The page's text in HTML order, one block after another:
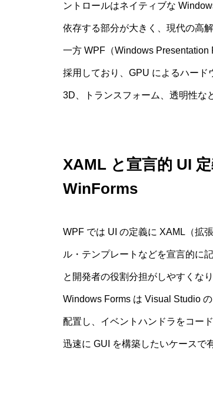
ントロールはネイティブな
依存する部分が大きく、現代の高
一方 WPF（Windows
採用しており、GPU によるハー
3D、トランスフォーム、透明性な
XAML と宣言的 UI
WinForms
WPF では UI の定義に XAML（拡
ル・テンプレートなどを宣言的に
と開発者の役割分担がしやすくなり
Windows Forms は Visual Studio
配置し、イベントハンドラをコー
迅速に GUI を構築したいケースで